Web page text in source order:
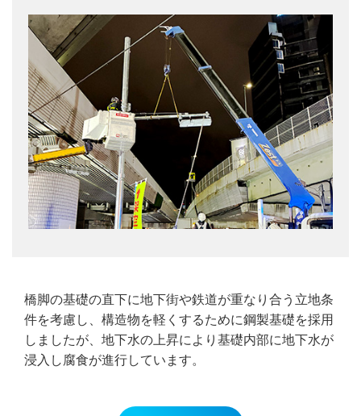
橋脚の基礎の直下に地下街や鉄道が重なり合う立地条
件を考慮し、構造物を軽くするために鋼製基礎を採用
しましたが、地下水の上昇により基礎内部に地下水が
浸入し腐食が進行しています。